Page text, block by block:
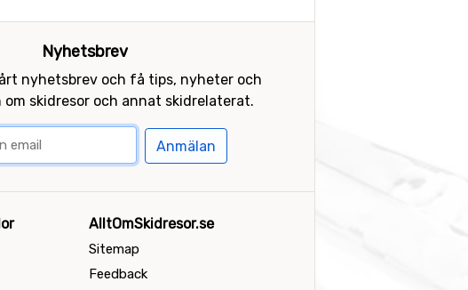
Nyhetsbrev
nyhetsbrev och få tips, nyheter och
om skidresor och annat skidrelaterat.
Anmälan
AlltOmSkidresor.se
Sitemap
Feedback